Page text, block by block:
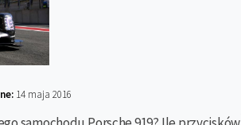
14 maja 2016